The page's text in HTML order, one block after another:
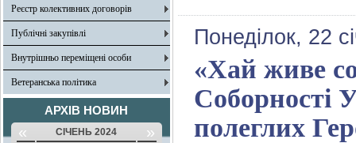
Реєстр колективних договорів
Публічні закупівлі
Внутрішньо переміщені особи
Ветеранська політика
АРХІВ НОВИН
« СІЧЕНЬ 2024 »
Понеділок, 22
«Хай живе
Соборності
полеглих